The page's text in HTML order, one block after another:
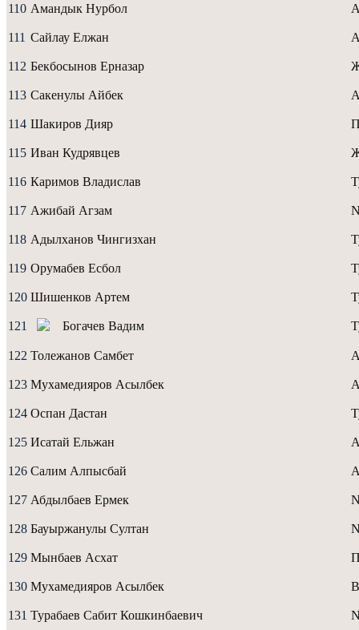
110 Амандык Нурбол
111 Сайлау Елжан
112 Бекбосынов Ерназар
113 Сакенулы Айбек
114 Шакиров Дияр
115 Иван Кудрявцев
116 Каримов Владислав
117 Ажибай Агзам
118 Адылханов Чингизхан
119 Орумабев Есбол
120 Шишенков Артем
121 Богачев Вадим
122 Толежанов Самбет
123 Мухамедияров Асылбек
124 Оспан Дастан
125 Исатай Ельжан
126 Салим Алпысбай
127 Абдылбаев Ермек
128 Бауыржанулы Султан
129 Мынбаев Асхат
130 Мухамедияров Асылбек
131 Турабаев Сабит Кошкинбаевич